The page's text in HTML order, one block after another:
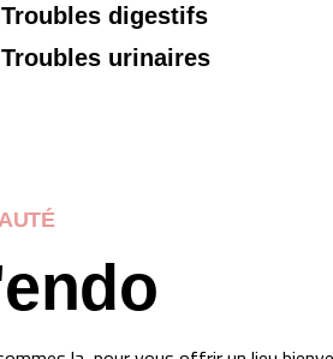
Troubles digestifs
Troubles urinaires